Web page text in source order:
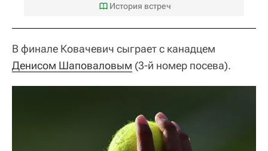
История встреч
В финале Ковачевич сыграет с канадцем
Денисом Шаповаловым (3-й номер посева).